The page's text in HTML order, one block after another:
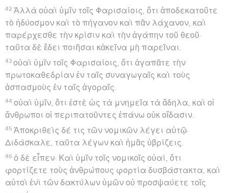
42 Ἀλλὰ οὐαὶ ὑμῖν τοῖς Φαρισαίοις, ὅτι ἀποδεκατοῦτε
τὸ ἡδύοσμον καὶ τὸ πήγανον καὶ πᾶν λάχανον, καὶ
παρέρχεσθε τὴν κρίσιν καὶ τὴν ἀγάπην τοῦ θεοῦ·
ταῦτα δὲ ἔδει ποιῆσαι κἀκεῖνα μὴ παρεῖναι.
43 οὐαὶ ὑμῖν τοῖς Φαρισαίοις, ὅτι ἀγαπᾶτε τὴν
πρωτοκαθεδρίαν ἐν ταῖς συναγωγαῖς καὶ τοὺς
ἀσπασμοὺς ἐν ταῖς ἀγοραῖς.
44 οὐαὶ ὑμῖν, ὅτι ἐστὲ ὡς τὰ μνημεῖα τὰ ἄδηλα, καὶ οἱ
ἄνθρωποι οἱ περιπατοῦντες ἐπάνω οὐκ οἴδασιν.
45 Ἀποκριθεὶς δέ τις τῶν νομικῶν λέγει αὐτῷ·
Διδάσκαλε, ταῦτα λέγων καὶ ἡμᾶς ὑβρίζεις.
46 ὁ δὲ εἶπεν· Καὶ ὑμῖν τοῖς νομικοῖς οὐαί, ὅτι
φορτίζετε τοὺς ἀνθρώπους φορτία δυσβάστακτα, καὶ
αὐτοὶ ἑνὶ τῶν δακτύλων ὑμῶν οὐ προσψαύετε τοῖς